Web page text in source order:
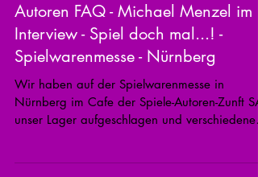
Autoren FAQ - Michael Menzel im
Interview - Spiel doch mal...! -
Spielwarenmesse - Nürnberg
Wir haben auf der Spielwarenmesse in
Nürnberg im Cafe der Spiele-Autoren-Zunft
unser Lager aufgeschlagen und verschiedene